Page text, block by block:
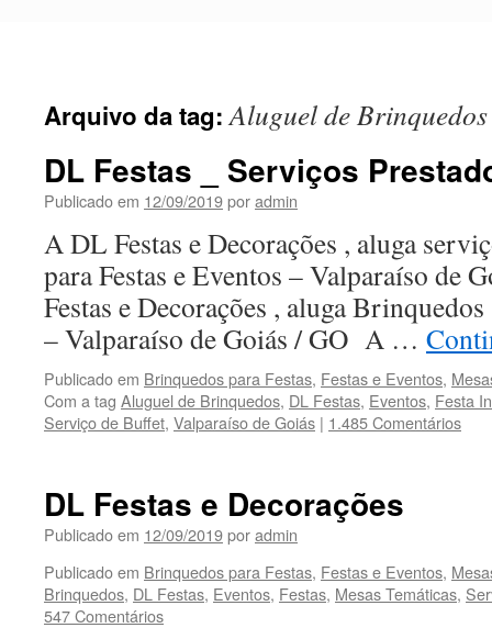
Arquivo da tag:Aluguel de Brinquedos
DL Festas _ Serviços
Publicado em 12/09/2019poradmin
A DL Festas e Decorações , aluga
para Festas e Eventos – Valparaíso de
Festas e Decorações , aluga
– Valparaíso de Goiás / GO A …
Publicado em Brinquedos para Festas, Festas e Eventos,
Com a tag Aluguel de Brinquedos, DL Festas, Eventos, Festa
Serviço de Buffet, Valparaíso de Goiás | 1.485 Comentários
DL Festas e Decorações
Publicado em 12/09/2019poradmin
Publicado em Brinquedos para Festas, Festas e Eventos,
Brinquedos, DL Festas, Eventos, Festas, Mesas Temáticas,
547 Comentários